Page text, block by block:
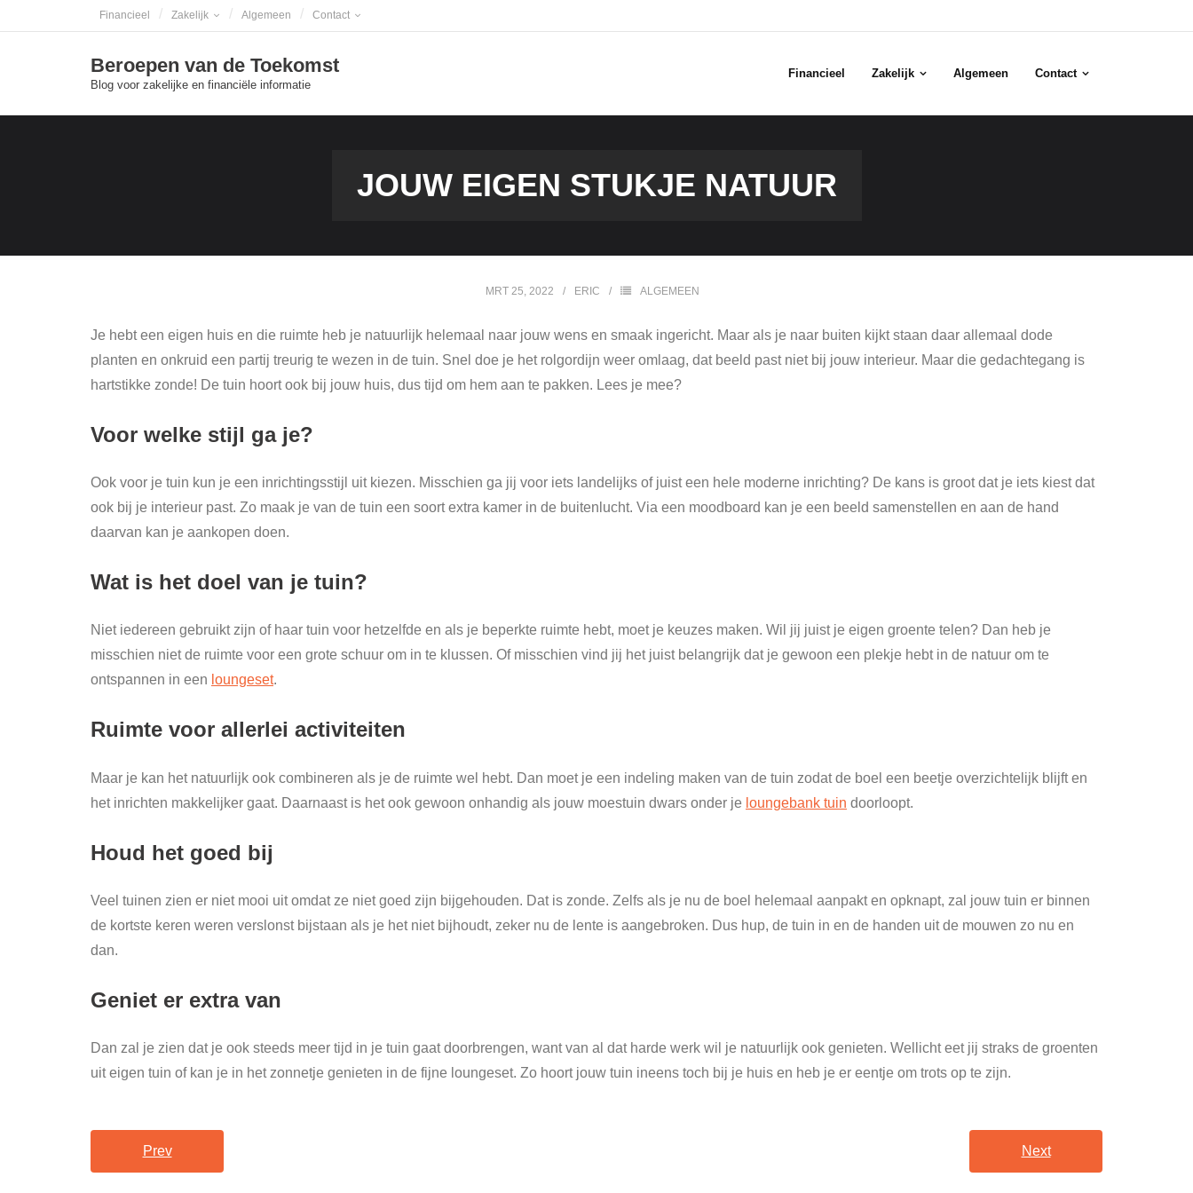
to
Financieel Zakelijk Algemeen Contact
Beroepen van de Toekomst
Blog voor zakelijke en financiële informatie
Financieel Zakelijk Algemeen Contact
JOUW EIGEN STUKJE NATUUR
MRT 25, 2022 ERIC ALGEMEEN
Je hebt een eigen huis en die ruimte heb je natuurlijk helemaal naar jouw wens en smaak ingericht. Maar als je naar buiten kijkt staan daar allemaal dode
planten en onkruid een partij treurig te wezen in de tuin. Snel doe je het rolgordijn weer omlaag, dat beeld past niet bij jouw interieur. Maar die gedachtegang is
hartstikke zonde! De tuin hoort ook bij jouw huis, dus tijd om hem aan te pakken. Lees je mee?
Voor welke stijl ga je?
Ook voor je tuin kun je een inrichtingsstijl uit kiezen. Misschien ga jij voor iets landelijks of juist een hele moderne inrichting? De kans is groot dat je iets kiest dat
ook bij je interieur past. Zo maak je van de tuin een soort extra kamer in de buitenlucht. Via een moodboard kan je een beeld samenstellen en aan de hand
daarvan kan je aankopen doen.
Wat is het doel van je tuin?
Niet iedereen gebruikt zijn of haar tuin voor hetzelfde en als je beperkte ruimte hebt, moet je keuzes maken. Wil jij juist je eigen groente telen? Dan heb je
misschien niet de ruimte voor een grote schuur om in te klussen. Of misschien vind jij het juist belangrijk dat je gewoon een plekje hebt in de natuur om te
ontspannen in een loungeset.
Ruimte voor allerlei activiteiten
Maar je kan het natuurlijk ook combineren als je de ruimte wel hebt. Dan moet je een indeling maken van de tuin zodat de boel een beetje overzichtelijk blijft en
het inrichten makkelijker gaat. Daarnaast is het ook gewoon onhandig als jouw moestuin dwars onder je loungebank tuin doorloopt.
Houd het goed bij
Veel tuinen zien er niet mooi uit omdat ze niet goed zijn bijgehouden. Dat is zonde. Zelfs als je nu de boel helemaal aanpakt en opknapt, zal jouw tuin er binnen
de kortste keren weren verslonst bijstaan als je het niet bijhoudt, zeker nu de lente is aangebroken. Dus hup, de tuin in en de handen uit de mouwen zo nu en
dan.
Geniet er extra van
Dan zal je zien dat je ook steeds meer tijd in je tuin gaat doorbrengen, want van al dat harde werk wil je natuurlijk ook genieten. Wellicht eet jij straks de groenten
uit eigen tuin of kan je in het zonnetje genieten in de fijne loungeset. Zo hoort jouw tuin ineens toch bij je huis en heb je er eentje om trots op te zijn.
Prev Next